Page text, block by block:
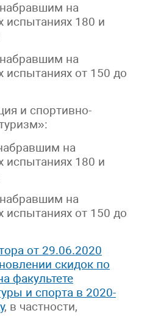
на
испытаниях 180 и
на
испытаниях от 150 до
и спортивно-
на
испытаниях 180 и
на
испытаниях от 150 до
от 29.06.2020
скидок по
факультете
и спорта в 2020-
, в частности,